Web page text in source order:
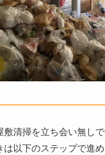
敷清掃を立ち会い無し
は以下のステップで進め